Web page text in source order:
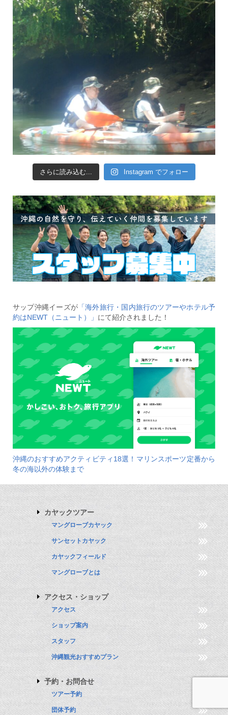
さらに読み込む... Instagram でフォロー
サップ沖縄イーズが 「海外旅行・国内旅行のツアーやホテル予
約はNEWT（ニュート）」 にて紹介されました！
沖縄のおすすめアクティビティ18選！マリンスポーツ定番から
冬の海以外の体験まで
カヤックツアー
マングローブカヤック
サンセットカヤック
カヤックフィールド
マングローブとは
アクセス・ショップ
アクセス
ショップ案内
スタッフ
沖縄観光おすすめプラン
予約・お問合せ
ツアー予約
団体予約